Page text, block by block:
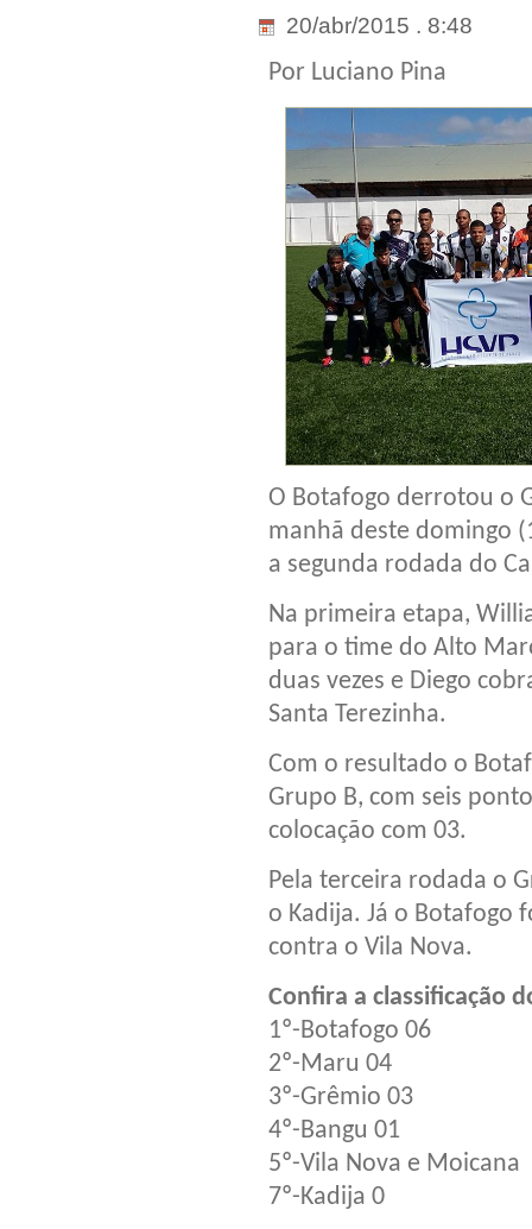
20/abr/2015 . 8:48
Por Luciano Pina
O Botafogo derrotou o
manhã deste domingo
a segunda rodada do
Na primeira etapa,
para o time do Alto
duas vezes e Diego
Santa Terezinha.
Com o resultado o
Grupo B, com seis
colocação com 03.
Pela terceira rodada o
o Kadija. Já o Botafogo
contra o Vila Nova.
Confira a classificação
1º-Botafogo 06
2º-Maru 04
3º-Grêmio 03
4º-Bangu 01
5º-Vila Nova e Moicana
7º-Kadija 0